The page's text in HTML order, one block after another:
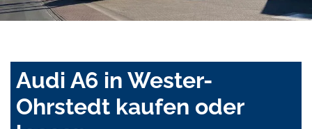
Audi A6 in Wester-
Ohrstedt kaufen oder